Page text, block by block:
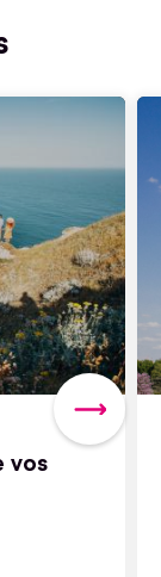
vos